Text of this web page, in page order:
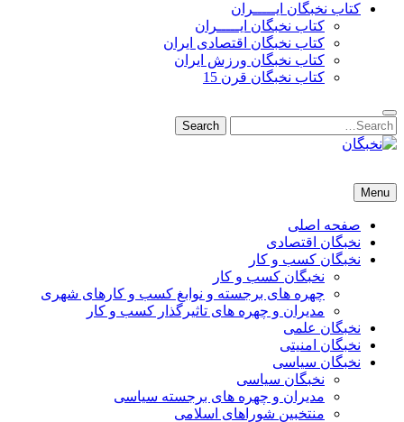
کتاب نخبگان ایـــــران
کتاب نخبگان ایـــــران
کتاب نخبگان اقتصادی ایران
کتاب نخبگان ورزش ایران
کتاب نخبگان قرن 15
Search
for:
Search
نخبگان تایمز/ کتاب نخبگان + پورتال رسمی کتاب نخبگان ایران –
ورزش ایران – کتاب نخبگان کسب و کار ایران – کتاب نخبگان ایران
Menu
صفحه اصلی
نخبگان اقتصادی
نخبگان کسب و کار
نخبگان کسب و کار
چهره های برجسته و نوابغ کسب و کارهای شهری
مدیران و چهره های تاثیرگذار کسب و کار
نخبگان علمی
نخبگان امنیتی
نخبگان سیاسی
نخبگان سیاسی
مدیران و چهره های برجسته سیاسی
منتخبین شوراهای اسلامی